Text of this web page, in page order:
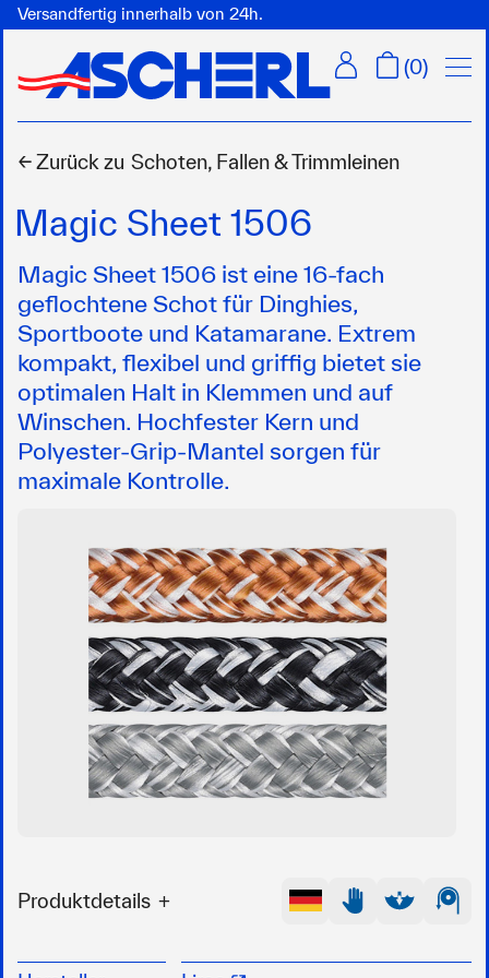
Versandfertig innerhalb von 24h.
(0)
← Zurück zu Schoten, Fallen & Trimmleinen
Magic Sheet 1506
Magic Sheet 1506 ist eine 16-fach
geflochtene Schot für Dinghies,
Sportboote und Katamarane. Extrem
kompakt, flexibel und griffig bietet sie
optimalen Halt in Klemmen und auf
Winschen. Hochfester Kern und
Polyester-Grip-Mantel sorgen für
maximale Kontrolle.
Produktdetails